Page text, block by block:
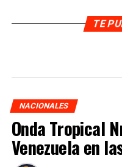
TE
NACIONALES
Onda Tropical
Venezuela en